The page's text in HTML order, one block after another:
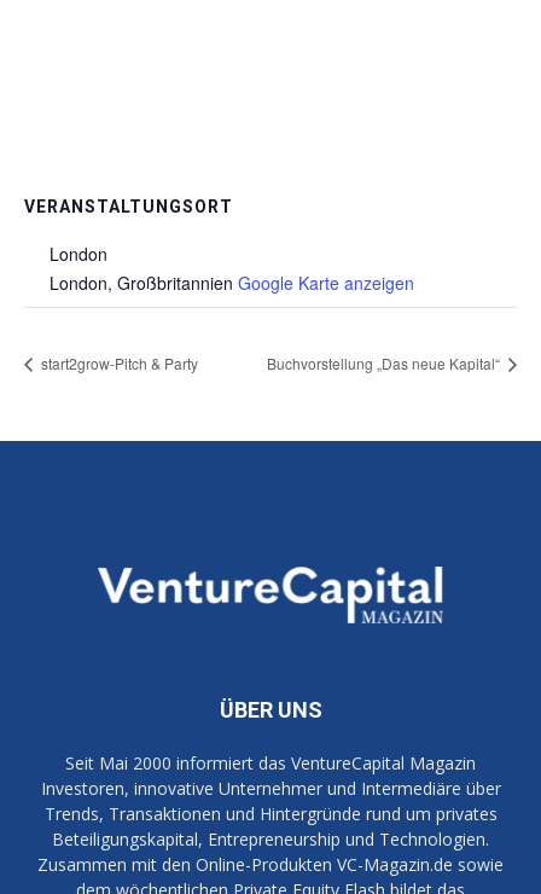
VERANSTALTUNGSORT
London
London, Großbritannien Google Karte anzeigen
start2grow-Pitch & Party Buchvorstellung „Das neue Kapital“
ÜBER UNS
Seit Mai 2000 informiert das VentureCapital Magazin
Investoren, innovative Unternehmer und Intermediäre über
Trends, Transaktionen und Hintergründe rund um privates
Beteiligungskapital, Entrepreneurship und Technologien.
Zusammen mit den Online-Produkten VC-Magazin.de sowie